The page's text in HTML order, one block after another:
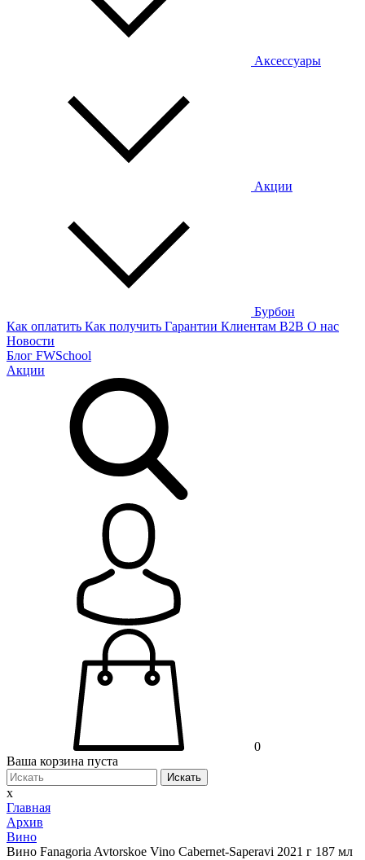
Аксессуары
Акции
Бурбон
Как оплатить Как получить Гарантии Клиентам B2B О нас
Новости
Блог FWSchool
Акции
0
Ваша корзина пуста
Искать
x
Главная
Архив
Вино
Вино Fanagoria Avtorskoe Vino Cabernet-Saperavi 2021 г 187 мл